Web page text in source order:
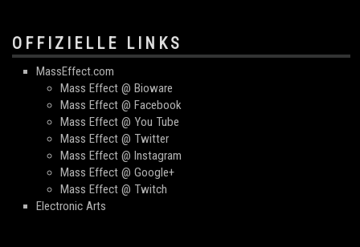
OFFIZIELLE LINKS
MassEffect.com
Mass Effect @ Bioware
Mass Effect @ Facebook
Mass Effect @ You Tube
Mass Effect @ Twitter
Mass Effect @ Instagram
Mass Effect @ Google+
Mass Effect @ Twitch
Electronic Arts